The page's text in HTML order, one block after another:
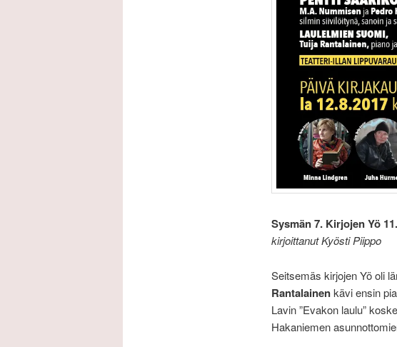
Sysmän 7. Kirjojen Yö
kirjoittanut Kyösti Piippo
Seitsemäs kirjojen Yö oli
Rantalainenkävi ensin
Lavin ”Evakon laulu”
Hakaniemen